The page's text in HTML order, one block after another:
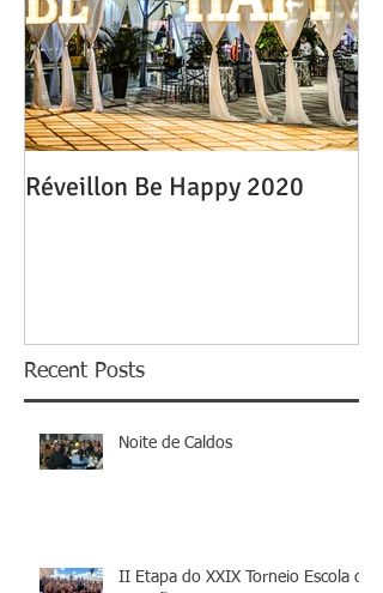
Réveillon Be Happy 2020
Recent Posts
Noite de Caldos
II Etapa do XXIX Torneio Escola de